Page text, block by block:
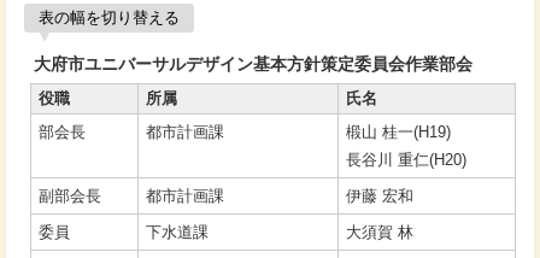
表の幅を切り替える
大府市ユニバーサルデザイン基本方針策定委員会作業部会
役職
所属
氏名
部会長
都市計画課
椴山 桂一(H19)
長谷川 重仁(H20)
副部会長
都市計画課
伊藤 宏和
委員
下水道課
大須賀 林